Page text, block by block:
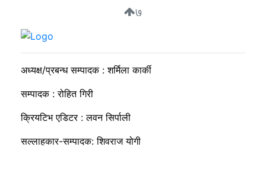
७
अध्यक्ष/प्रबन्ध सम्पादक : शर्मिला कार्की
सम्पादक : रोहित गिरी
क्रियटिभ एडिटर : लवन सिर्पाली
सल्लाहकार-सम्पादक: शिवराज योगी